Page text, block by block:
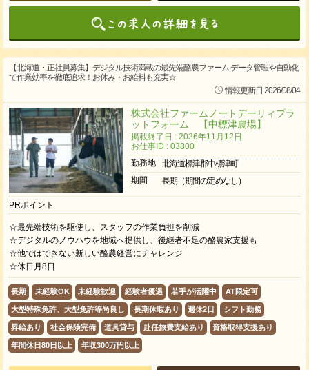
【北海道・正社員募集】デジタル技術満載の最先端酪農ファーム データ管理や自動化
で作業効率を徹底追求！お休み・お給料も充実☆
情報更新日 2026/08/04
株式会社ファームノートデーリィプラ
ットフォーム 【中標津農場】
掲載終了日 : 2026年11月12日
お仕事ID : 03800
勤務地
北海道標津郡中標津町
期間
長期（期間の定めなし）
PRポイント
☆最先端技術を駆使し、スタッフの作業負担を削減
☆デジタルのノウハウを地域へ提供し、後継者不足の酪農家支援も
☆他ではできない新しい酪農経営にチャレンジ
☆休日月8日
長期 未経験OK 未経験歓迎 経験者優遇 若手が活躍中 AT限定可
大型特殊免許、大型免許等尚良し 長期休暇あり 週休2日 シフト勤務
昇給あり 社会保険完備 道具貸与 赴任旅費支給あり 資格取得支援あり
年間休日80日以上 年収300万円以上